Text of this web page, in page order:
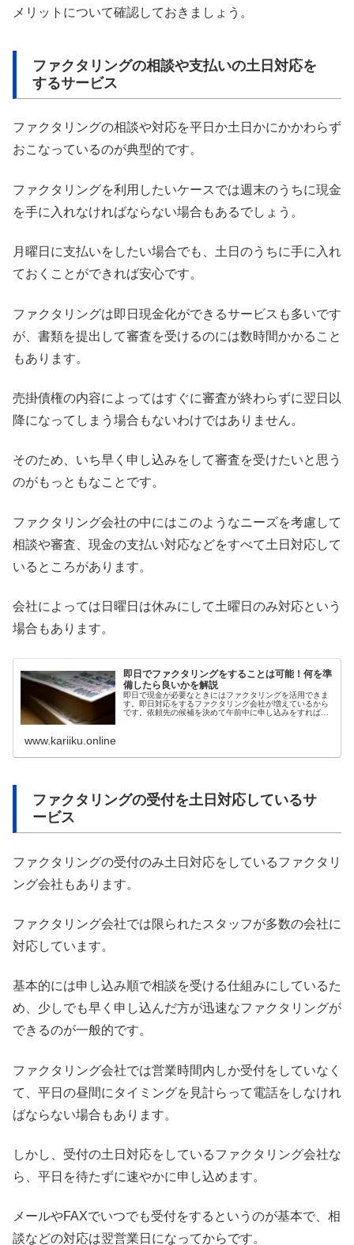
メリットについて確認しておきましょう。
ファクタリングの相談や支払いの土日対応を
するサービス
ファクタリングの相談や対応を平日か土日かにかかわらず
おこなっているのが典型的です。
ファクタリングを利用したいケースでは週末のうちに現金
を手に入れなければならない場合もあるでしょう。
月曜日に支払いをしたい場合でも、土日のうちに手に入れ
ておくことができれば安心です。
ファクタリングは即日現金化ができるサービスも多いです
が、書類を提出して審査を受けるのには数時間かかること
もあります。
売掛債権の内容によってはすぐに審査が終わらずに翌日以
降になってしまう場合もないわけではありません。
そのため、いち早く申し込みをして審査を受けたいと思う
のがもっともなことです。
ファクタリング会社の中にはこのようなニーズを考慮して
相談や審査、現金の支払い対応などをすべて土日対応して
いるところがあります。
会社によっては日曜日は休みにして土曜日のみ対応という
場合もあります。
即日でファクタリングをすることは可能！何を準
備したら良いかを解説
即日で現金が必要なときにはファクタリングを活用できま
す。即日対応をするファクタリング会社が増えているから
です。依頼先の候補を決めて午前中に申し込みをすれば夕
www.kariiku.online
ファクタリングの受付を土日対応しているサ
ービス
ファクタリングの受付のみ土日対応をしているファクタリ
ング会社もあります。
ファクタリング会社では限られたスタッフが多数の会社に
対応しています。
基本的には申し込み順で相談を受ける仕組みにしているた
め、少しでも早く申し込んだ方が迅速なファクタリングが
できるのが一般的です。
ファクタリング会社では営業時間内しか受付をしていなく
て、平日の昼間にタイミングを見計らって電話をしなけれ
ばならない場合もあります。
しかし、受付の土日対応をしているファクタリング会社な
ら、平日を待たずに速やかに申し込めます。
メールやFAXでいつでも受付をするというのが基本で、相
談などの対応は翌営業日になってからです。